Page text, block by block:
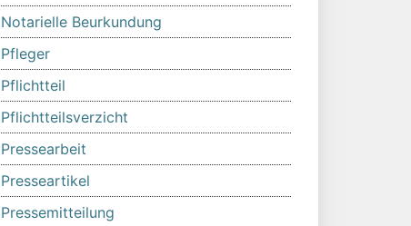
Notarielle Beurkundung
Pfleger
Pflichtteil
Pflichtteilsverzicht
Pressearbeit
Presseartikel
Pressemitteilung